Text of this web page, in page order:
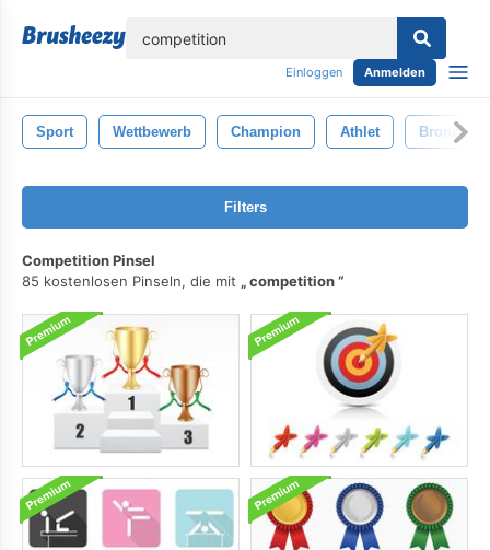
Einloggen Anmelden
Sport Wettbewerb Champion Athlet Bronze-
Filters
Competition Pinsel
85 kostenlosen Pinseln, die mit
competition